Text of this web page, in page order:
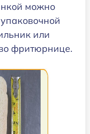
можно
или
фритюрнице.